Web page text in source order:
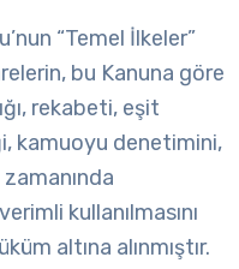
“Temel İlkeler”
bu Kanuna göre
rekabeti, eşit
kamuoyu denetimini,
kullanılmasını
altına alınmıştır.